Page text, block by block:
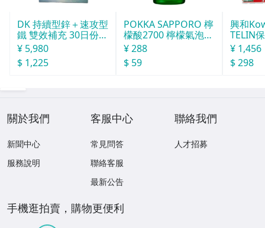
DK 持續型鋅＋速攻型
鐵 雙效補充 30日份 1
20粒
¥ 5,980
$ 1,225
POKKA SAPPORO 檸
檬酸2700 檸檬氣泡飲
155ml
¥ 288
$ 59
興和
TELIN
L
¥ 1,456
$ 298
關於我們
新聞中心
服務說明
客服中心
常見問答
聯絡客服
最新公告
聯絡我們
人才招募
手機逛拍賣，購物更便利